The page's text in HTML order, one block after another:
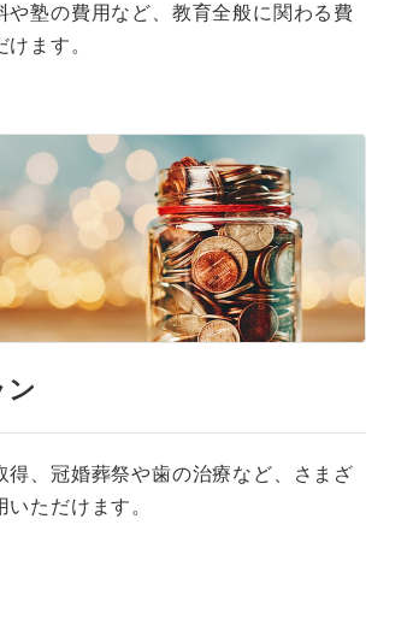
や塾の費用など、教育全般に関わる費
ます。
ン
得、冠婚葬祭や歯の治療など、さまざ
ただけます。